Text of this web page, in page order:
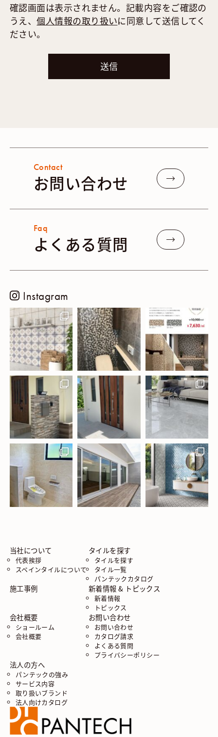
確認画面は表示されません。記載内容をご確認の
うえ、個人情報の取り扱いに同意して送信してく
ださい。
Contact
お問い合わせ
Faq
よくある質問
Instagram
当社について
代表挨拶
スペインタイルについて
タイルを探す
タイルを探す
タイル一覧
パンテックカタログ
施工事例 新着情報 & トピックス
新着情報
トピックス
会社概要
ショールーム
会社概要
お問い合わせ
お問い合わせ
カタログ請求
よくある質問
プライバシーポリシー
法人の方へ
パンテックの強み
サービス内容
取り扱いブランド
法人向けカタログ